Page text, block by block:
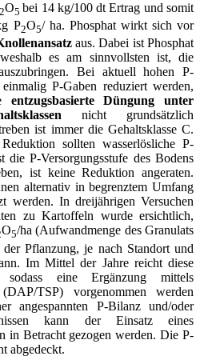
2O5 bei 14 kg/100 dt Ertrag und somit
P2O5/ ha. Phosphat wirkt sich vor
aus. Dabei ist Phosphat
es am sinnvollsten ist, die
Bei aktuell hohen P-
P-Gaben reduziert werden,
entzugsbasierte Düngung unter
nicht grundsätzlich
ist immer die Gehaltsklasse C.
sollten wasserlösliche P-
P-Versorgungsstufe des Bodens
ist keine Reduktion angeraten.
alternativ in begrenztem Umfang
werden. In dreijährigen Versuchen
zu Kartoffeln wurde ersichtlich,
O5/ha (Aufwandmenge des Granulats
Pflanzung, je nach Standort und
Im Mittel der Jahre reicht diese
eine Ergänzung mittels
TSP) vorgenommen werden
angespannten P-Bilanz und/oder
kann der Einsatz eines
in Betracht gezogen werden. Die P-
abgedeckt.